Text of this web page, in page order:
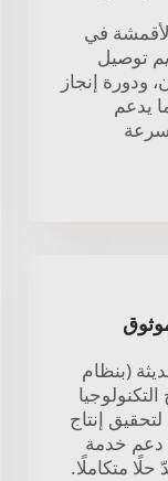
نوع من الأقمشة في
تقديم توصيل
ودورة إنجاز
مما يدعم
نسيج حديثة (بنظام
إنتاج
دعم خدمة
متكاملًا.